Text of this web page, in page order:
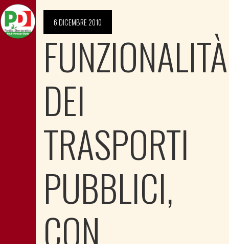
6 DICEMBRE 2010
FUNZIONALITÀ
DEI
TRASPORTI
PUBBLICI,
CON